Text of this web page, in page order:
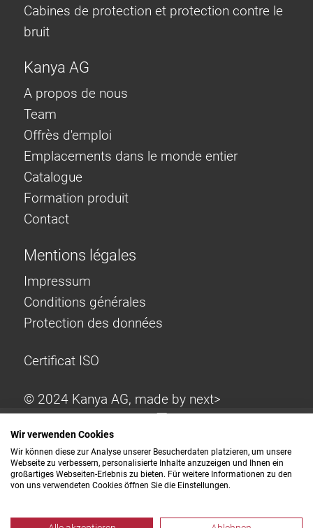
Cabines de protection et protection contre le
bruit
Kanya AG
A propos de nous
Team
Offrès d'emploi
Emplacements dans le monde entier
Catalogue
Formation produit
Contact
Mentions légales
Impressum
Conditions générales
Protection des données
Certificat ISO
© 2024 Kanya AG, made by next>
Wir verwenden Cookies
Wir können diese zur Analyse unserer Besucherdaten platzieren, um unsere
Webseite zu verbessern, personalisierte Inhalte anzuzeigen und Ihnen ein
großartiges Webseiten-Erlebnis zu bieten. Für weitere Informationen zu den
von uns verwendeten Cookies öffnen Sie die Einstellungen.